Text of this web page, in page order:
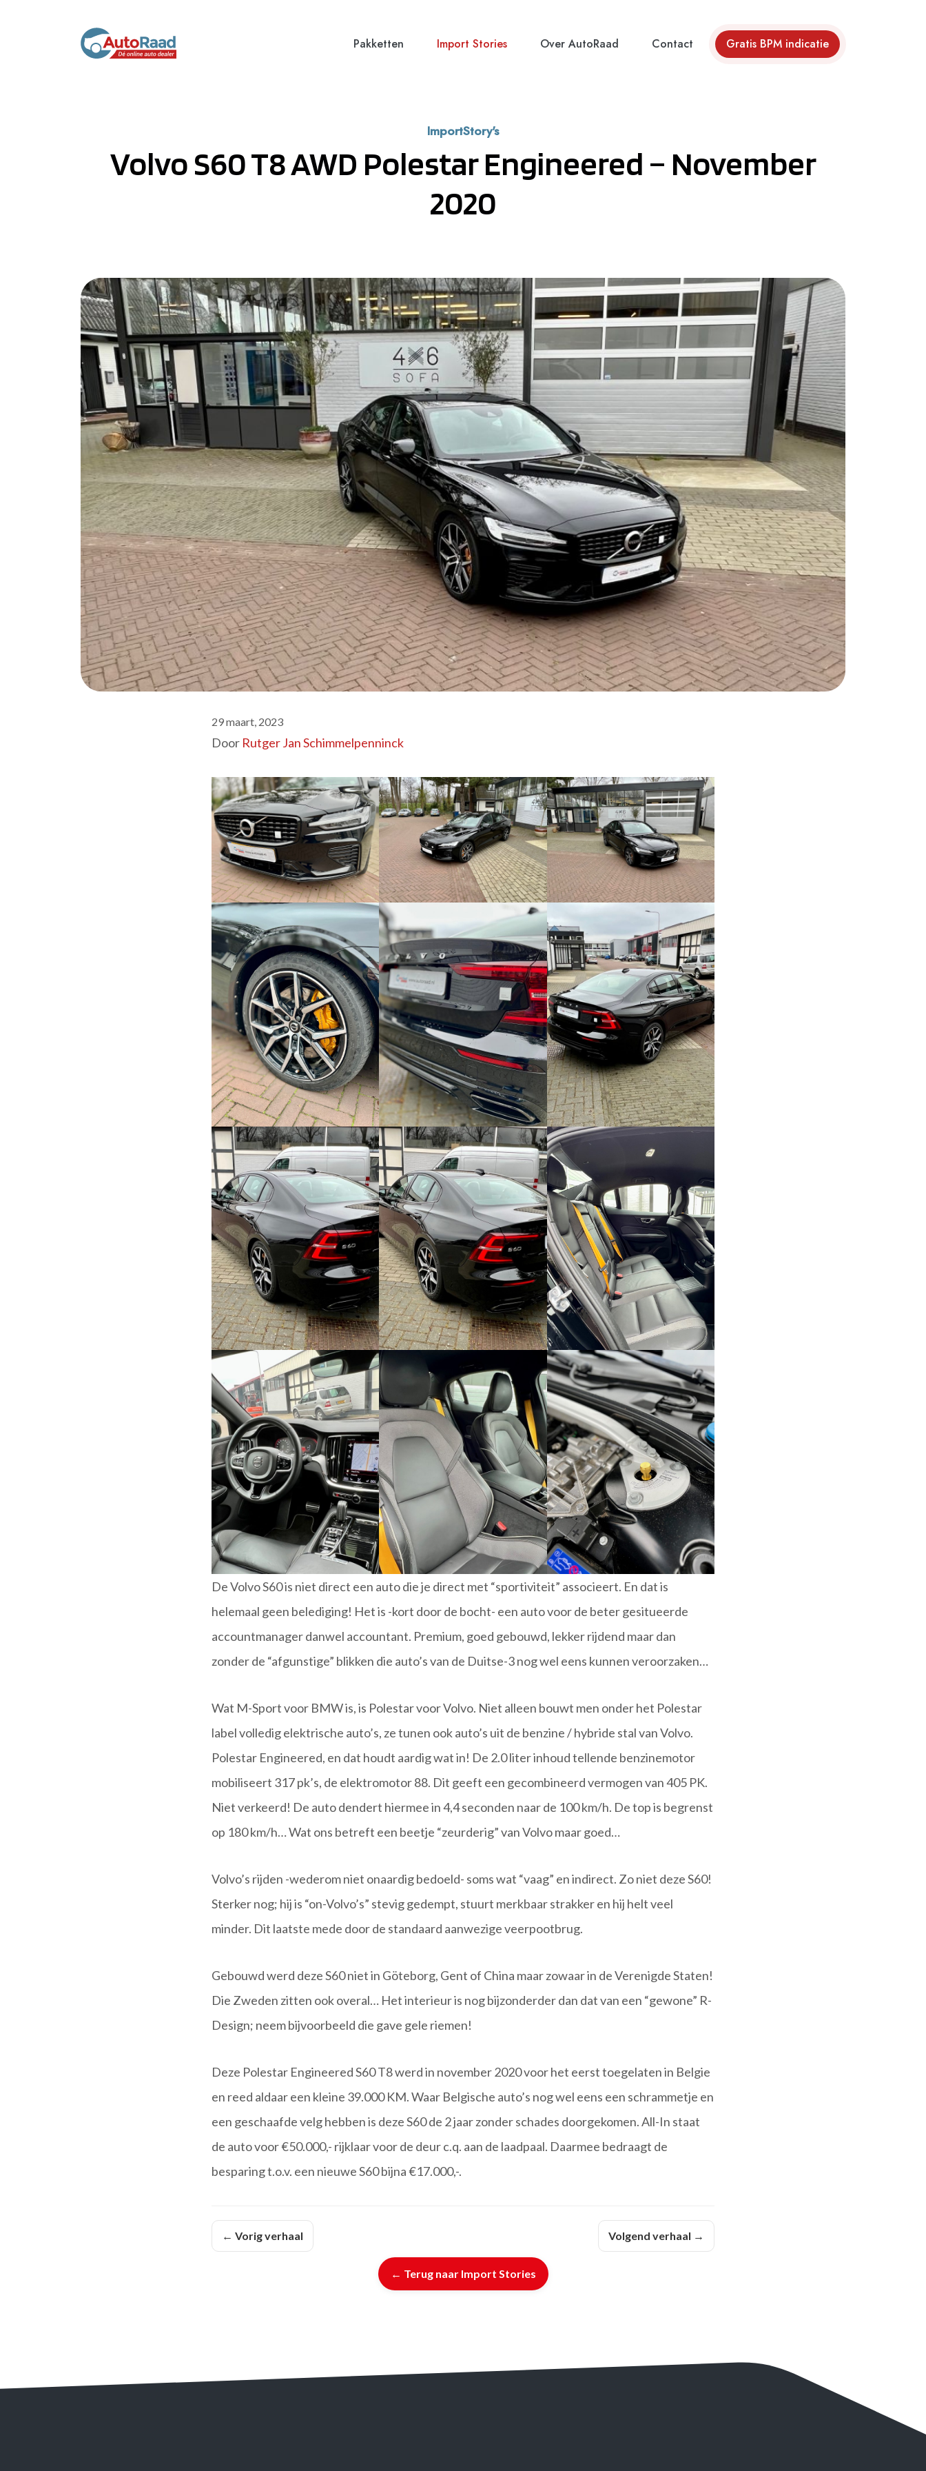
Pakketten Import Stories Over AutoRaad Contact Gratis BPM indicatie
ImportStory's
Volvo S60 T8 AWD Polestar Engineered – November
2020
29 maart, 2023
Door Rutger Jan Schimmelpenninck
De Volvo S60 is niet direct een auto die je direct met “sportiviteit” associeert. En dat is
helemaal geen belediging! Het is -kort door de bocht- een auto voor de beter gesitueerde
accountmanager danwel accountant. Premium, goed gebouwd, lekker rijdend maar dan
zonder de “afgunstige” blikken die auto’s van de Duitse-3 nog wel eens kunnen veroorzaken…
Wat M-Sport voor BMW is, is Polestar voor Volvo. Niet alleen bouwt men onder het Polestar
label volledig elektrische auto’s, ze tunen ook auto’s uit de benzine / hybride stal van Volvo.
Polestar Engineered, en dat houdt aardig wat in! De 2.0 liter inhoud tellende benzinemotor
mobiliseert 317 pk’s, de elektromotor 88. Dit geeft een gecombineerd vermogen van 405 PK.
Niet verkeerd! De auto dendert hiermee in 4,4 seconden naar de 100 km/h. De top is begrenst
op 180 km/h… Wat ons betreft een beetje “zeurderig” van Volvo maar goed…
Volvo’s rijden -wederom niet onaardig bedoeld- soms wat “vaag” en indirect. Zo niet deze S60!
Sterker nog; hij is “on-Volvo’s” stevig gedempt, stuurt merkbaar strakker en hij helt veel
minder. Dit laatste mede door de standaard aanwezige veerpootbrug.
Gebouwd werd deze S60 niet in Göteborg, Gent of China maar zowaar in de Verenigde Staten!
Die Zweden zitten ook overal… Het interieur is nog bijzonderder dan dat van een “gewone” R-
Design; neem bijvoorbeeld die gave gele riemen!
Deze Polestar Engineered S60 T8 werd in november 2020 voor het eerst toegelaten in Belgie
en reed aldaar een kleine 39.000 KM. Waar Belgische auto’s nog wel eens een schrammetje en
een geschaafde velg hebben is deze S60 de 2 jaar zonder schades doorgekomen. All-In staat
de auto voor €50.000,- rijklaar voor de deur c.q. aan de laadpaal. Daarmee bedraagt de
besparing t.o.v. een nieuwe S60 bijna €17.000,-.
← Vorig verhaal
← Terug naar Import Stories
Volgend verhaal →